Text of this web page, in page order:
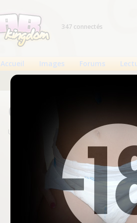
347 connectés
Accueil Images Forums
Connexion
Un compte est nécessaire pour voir
Nom